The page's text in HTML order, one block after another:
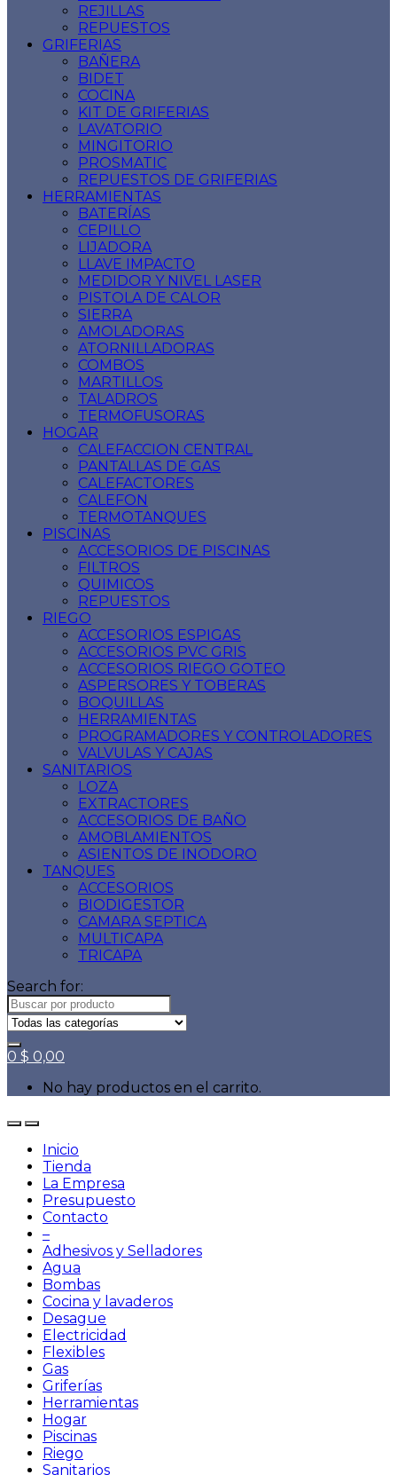
REJILLAS
REPUESTOS
GRIFERIAS
BAÑERA
BIDET
COCINA
KIT DE GRIFERIAS
LAVATORIO
MINGITORIO
PROSMATIC
REPUESTOS DE GRIFERIAS
HERRAMIENTAS
BATERÍAS
CEPILLO
LIJADORA
LLAVE IMPACTO
MEDIDOR Y NIVEL LASER
PISTOLA DE CALOR
SIERRA
AMOLADORAS
ATORNILLADORAS
COMBOS
MARTILLOS
TALADROS
TERMOFUSORAS
HOGAR
CALEFACCION CENTRAL
PANTALLAS DE GAS
CALEFACTORES
CALEFON
TERMOTANQUES
PISCINAS
ACCESORIOS DE PISCINAS
FILTROS
QUIMICOS
REPUESTOS
RIEGO
ACCESORIOS ESPIGAS
ACCESORIOS PVC GRIS
ACCESORIOS RIEGO GOTEO
ASPERSORES Y TOBERAS
BOQUILLAS
HERRAMIENTAS
PROGRAMADORES Y CONTROLADORES
VALVULAS Y CAJAS
SANITARIOS
LOZA
EXTRACTORES
ACCESORIOS DE BAÑO
AMOBLAMIENTOS
ASIENTOS DE INODORO
TANQUES
ACCESORIOS
BIODIGESTOR
CAMARA SEPTICA
MULTICAPA
TRICAPA
Search for:
0 $ 0,00
No hay productos en el carrito.
Inicio
Tienda
La Empresa
Presupuesto
Contacto
–
Adhesivos y Selladores
Agua
Bombas
Cocina y lavaderos
Desague
Electricidad
Flexibles
Gas
Griferías
Herramientas
Hogar
Piscinas
Riego
Sanitarios